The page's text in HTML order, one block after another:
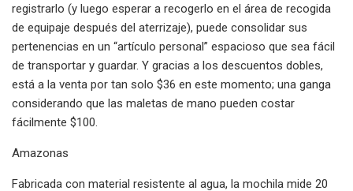
registrarlo (y luego esperar a recogerlo en el área de recogida
de equipaje después del aterrizaje), puede consolidar sus
pertenencias en un “artículo personal” espacioso que sea fácil
de transportar y guardar. Y gracias a los descuentos dobles,
está a la venta por tan solo $36 en este momento; una ganga
considerando que las maletas de mano pueden costar
fácilmente $100.
Amazonas
Fabricada con material resistente al agua, la mochila mide 20